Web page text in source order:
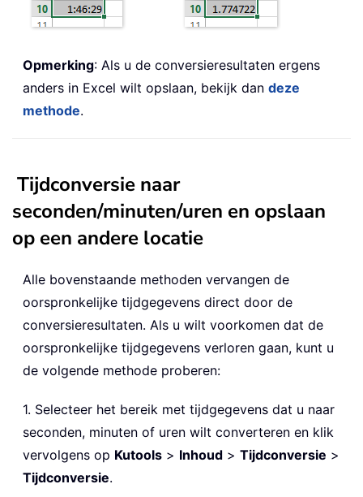
Opmerking: Als u de conversieresultaten ergens
anders in Excel wilt opslaan, bekijk dan deze
methode.
Tijdconversie naar
seconden/minuten/uren en opslaan
op een andere locatie
Alle bovenstaande methoden vervangen de
oorspronkelijke tijdgegevens direct door de
conversieresultaten. Als u wilt voorkomen dat de
oorspronkelijke tijdgegevens verloren gaan, kunt u
de volgende methode proberen:
1. Selecteer het bereik met tijdgegevens dat u naar
seconden, minuten of uren wilt converteren en klik
vervolgens op Kutools > Inhoud > Tijdconversie >
Tijdconversie.